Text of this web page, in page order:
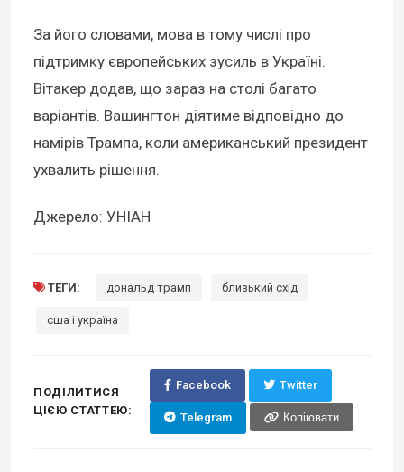
За його словами, мова в тому числі про
підтримку європейських зусиль в Україні.
Вітакер додав, що зараз на столі багато
варіантів. Вашингтон діятиме відповідно до
намірів Трампа, коли американський президент
ухвалить рішення.
Джерело: УНІАН
ТЕГИ: дональд трамп близький схід
сша і україна
ПОДІЛИТИСЯ
ЦІЄЮ СТАТТЕЮ:
Facebook Twitter
Telegram Копіювати